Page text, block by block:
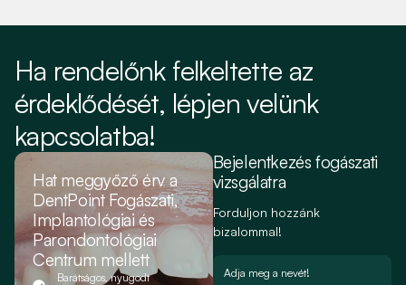
Ha rendelőnk felkeltette az
érdeklődését, lépjen velünk
kapcsolatba!
Hat meggyőző érv a
DentPoint Fogászati,
Implantológiai és
Parondontológiai
Centrum mellett
Barátságos, nyugodt
Bejelentkezés fogászati
vizsgálatra
Forduljon hozzánk
bizalommal!